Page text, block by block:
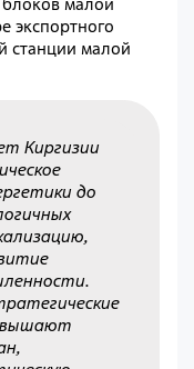
экспортного
станции малой
Киргизии
до